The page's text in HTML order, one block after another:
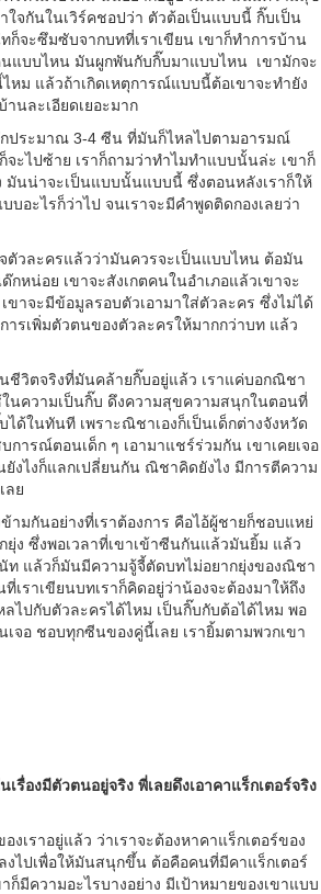
ใจกันในเวิร์คชอปว่า ตัวต้อเป็นแบบนี้ กิ๊บเป็น
จะซึมซับจากบทที่เราเขียน เขาก็ทำการบ้าน
แบบไหน มันผูกพันกับกิ๊บมาแบบไหน เขามักจะ
ม แล้วถ้าเกิดเหตุการณ์แบบนี้ต้อเขาจะทำยัง
นละเอียดเยอะมาก
ประมาณ 3-4 ซีน ที่มันก็ไหลไปตามอารมณ์
ะไปซ้าย เราก็ถามว่าทำไมทำแบบนั้นล่ะ เขาก็
มันน่าจะเป็นแบบนั้นแบบนี้ ซึ่งตอนหลังเราก็ให้
บอะไรก็ว่าไป จนเราจะมีคำพูดติดกองเลยว่า
ตัวละครแล้วว่ามันควรจะเป็นแบบไหน ต้อมัน
กหน่อย เขาจะสังเกตคนในอำเภอแล้วเขาจะ
ขาจะมีข้อมูลรอบตัวเอามาใส่ตัวละคร ซึ่งไม่ได้
ารเพิ่มตัวตนของตัวละครให้มากกว่าบท แล้ว
ชีวิตจริงที่มันคล้ายกิ๊บอยู่แล้ว เราแค่บอกณิชา
นความเป็นกิ๊บ ดึงความสุขความสนุกในตอนที่
ได้ในทันที เพราะณิชาเองก็เป็นเด็กต่างจังหวัด
การณ์ตอนเด็ก ๆ เอามาแชร์ร่วมกัน เขาเคยเจอ
ยังไงก็แลกเปลี่ยนกัน ณิชาคิดยังไง มีการตีความ
ลย
มกันอย่างที่เราต้องการ คือไอ้ผู้ชายก็ชอบแหย่
ยุ่ง ซึ่งพอเวลาที่เขาเข้าซีนกันแล้วมันยิ้ม แล้ว
ท แล้วก็มันมีความจู้จี้ตัดบทไม่อยากยุ่งของณิชา
เราเขียนบทเราก็คิดอยู่ว่าน้องจะต้องมาให้ถึง
ลไปกับตัวละครได้ไหม เป็นกิ๊บกับต้อได้ไหม พอ
เจอ ชอบทุกซีนของคู่นี้เลย เรายิ้มตามพวกเขา
รื่องมีตัวตนอยู่จริง พี่เลยดึงเอาคาแร็กเตอร์จริง
งเราอยู่แล้ว ว่าเราจะต้องหาคาแร็กเตอร์ของ
งไปเพื่อให้มันสนุกขึ้น ต้อคือคนที่มีคาแร็กเตอร์
ก็มีความอะไรบางอย่าง มีเป้าหมายของเขาแบบ